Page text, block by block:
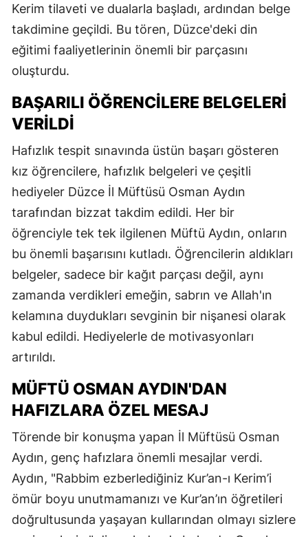
Kerim tilaveti ve dualarla başladı, ardından belge
takdimine geçildi. Bu tören, Düzce'deki din
eğitimi faaliyetlerinin önemli bir parçasını
oluşturdu.
BAŞARILI ÖĞRENCILERE BELGELERI
VERILDI
Hafızlık tespit sınavında üstün başarı gösteren
kız öğrencilere, hafızlık belgeleri ve çeşitli
hediyeler Düzce İl Müftüsü Osman Aydın
tarafından bizzat takdim edildi. Her bir
öğrenciyle tek tek ilgilenen Müftü Aydın, onların
bu önemli başarısını kutladı. Öğrencilerin aldıkları
belgeler, sadece bir kağıt parçası değil, aynı
zamanda verdikleri emeğin, sabrın ve Allah'ın
kelamına duydukları sevginin bir nişanesi olarak
kabul edildi. Hediyelerle de motivasyonları
artırıldı.
MÜFTÜ OSMAN AYDIN'DAN
HAFIZLARA ÖZEL MESAJ
Törende bir konuşma yapan İl Müftüsü Osman
Aydın, genç hafızlara önemli mesajlar verdi.
Aydın, "Rabbim ezberlediğiniz Kur’an-ı Kerim’i
ömür boyu unutmamanızı ve Kur’an’ın öğretileri
doğrultusunda yaşayan kullarından olmayı sizlere